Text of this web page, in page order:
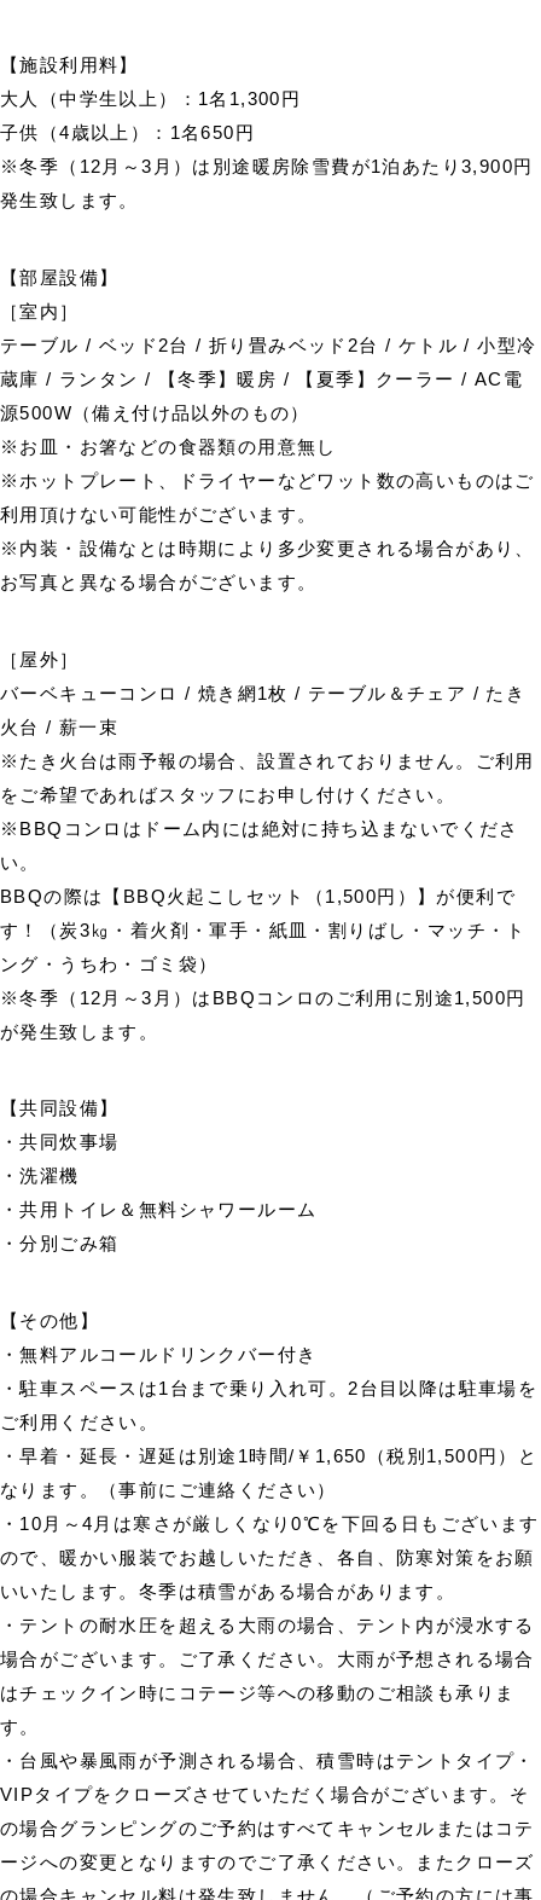
【施設利用料】
大人（中学生以上）：1名1,300円
子供（4歳以上）：1名650円
※冬季（12月～3月）は別途暖房除雪費が1泊あたり3,900円
発生致します。
【部屋設備】
［室内］
テーブル / ベッド2台 / 折り畳みベッド2台 / ケトル / 小型冷
蔵庫 / ランタン / 【冬季】暖房 / 【夏季】クーラー / AC電
源500W（備え付け品以外のもの）
※お皿・お箸などの食器類の用意無し
※ホットプレート、ドライヤーなどワット数の高いものはご
利用頂けない可能性がございます。
※内装・設備なとは時期により多少変更される場合があり、
お写真と異なる場合がございます。
［屋外］
バーベキューコンロ / 焼き網1枚 / テーブル＆チェア / たき
火台 / 薪一束
※たき火台は雨予報の場合、設置されておりません。ご利用
をご希望であればスタッフにお申し付けください。
※BBQコンロはドーム内には絶対に持ち込まないでくださ
い。
BBQの際は【BBQ火起こしセット（1,500円）】が便利で
す！（炭3㎏・着火剤・軍手・紙皿・割りばし・マッチ・ト
ング・うちわ・ゴミ袋）
※冬季（12月～3月）はBBQコンロのご利用に別途1,500円
が発生致します。
【共同設備】
・共同炊事場
・洗濯機
・共用トイレ＆無料シャワールーム
・分別ごみ箱
【その他】
・無料アルコールドリンクバー付き
・駐車スペースは1台まで乗り入れ可。2台目以降は駐車場を
ご利用ください。
・早着・延長・遅延は別途1時間/￥1,650（税別1,500円）と
なります。（事前にご連絡ください）
・10月～4月は寒さが厳しくなり0℃を下回る日もございます
ので、暖かい服装でお越しいただき、各自、防寒対策をお願
いいたします。冬季は積雪がある場合があります。
・テントの耐水圧を超える大雨の場合、テント内が浸水する
場合がございます。ご了承ください。大雨が予想される場合
はチェックイン時にコテージ等への移動のご相談も承りま
す。
・台風や暴風雨が予測される場合、積雪時はテントタイプ・
VIPタイプをクローズさせていただく場合がございます。そ
の場合グランピングのご予約はすべてキャンセルまたはコテ
ージへの変更となりますのでご了承ください。またクローズ